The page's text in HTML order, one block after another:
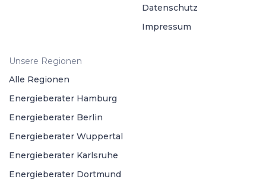
Datenschutz
Impressum
Unsere Regionen
Alle Regionen
Energieberater Hamburg
Energieberater Berlin
Energieberater Wuppertal
Energieberater Karlsruhe
Energieberater Dortmund